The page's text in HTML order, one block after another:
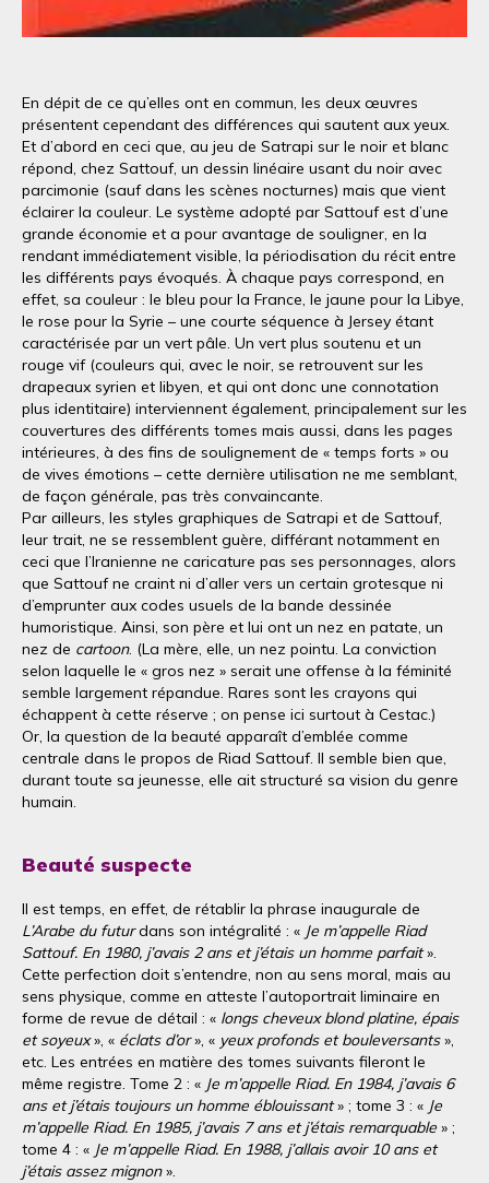
En dépit de ce qu’elles ont en commun, les deux œuvres
présentent cependant des différences qui sautent aux yeux.
Et d’abord en ceci que, au jeu de Satrapi sur le noir et blanc
répond, chez Sattouf, un dessin linéaire usant du noir avec
parcimonie (sauf dans les scènes nocturnes) mais que vient
éclairer la couleur. Le système adopté par Sattouf est d’une
grande économie et a pour avantage de souligner, en la
rendant immédiatement visible, la périodisation du récit entre
les différents pays évoqués. À chaque pays correspond, en
effet, sa couleur : le bleu pour la France, le jaune pour la Libye,
le rose pour la Syrie – une courte séquence à Jersey étant
caractérisée par un vert pâle. Un vert plus soutenu et un
rouge vif (couleurs qui, avec le noir, se retrouvent sur les
drapeaux syrien et libyen, et qui ont donc une connotation
plus identitaire) interviennent également, principalement sur les
couvertures des différents tomes mais aussi, dans les pages
intérieures, à des fins de soulignement de « temps forts » ou
de vives émotions – cette dernière utilisation ne me semblant,
de façon générale, pas très convaincante.
Par ailleurs, les styles graphiques de Satrapi et de Sattouf,
leur trait, ne se ressemblent guère, différant notamment en
ceci que l’Iranienne ne caricature pas ses personnages, alors
que Sattouf ne craint ni d’aller vers un certain grotesque ni
d’emprunter aux codes usuels de la bande dessinée
humoristique. Ainsi, son père et lui ont un nez en patate, un
nez de cartoon. (La mère, elle, un nez pointu. La conviction
selon laquelle le « gros nez » serait une offense à la féminité
semble largement répandue. Rares sont les crayons qui
échappent à cette réserve ; on pense ici surtout à Cestac.)
Or, la question de la beauté apparaît d’emblée comme
centrale dans le propos de Riad Sattouf. Il semble bien que,
durant toute sa jeunesse, elle ait structuré sa vision du genre
humain.
Beauté suspecte
Il est temps, en effet, de rétablir la phrase inaugurale de
L’Arabe du futurdans son intégralité : « Je m’appelle Riad
Sattouf. En 1980, j’avais 2 ans et j’étais un homme parfait».
Cette perfection doit s’entendre, non au sens moral, mais au
sens physique, comme en atteste l’autoportrait liminaire en
forme de revue de détail : « longs cheveux blond platine, épais
et soyeux», « éclats d’or», « yeux profonds et bouleversants»,
etc. Les entrées en matière des tomes suivants fileront le
même registre. Tome 2 : « Je m’appelle Riad. En 1984, j’avais 6
ans et j’étais toujours un homme éblouissant» ; tome 3 : « Je
m’appelle Riad. En 1985, j’avais 7 ans et j’étais remarquable » ;
tome 4 : « Je m’appelle Riad. En 1988, j’allais avoir 10 ans et
j’étais assez mignon».